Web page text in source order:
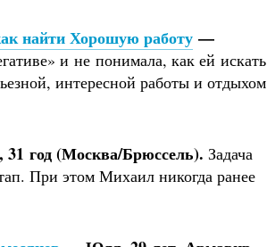
найти Хорошую работу —
и не понимала, как ей искать
интересной работы и отдыхом
год (Москва/Брюссель). Задача
При этом Михаил никогда ранее